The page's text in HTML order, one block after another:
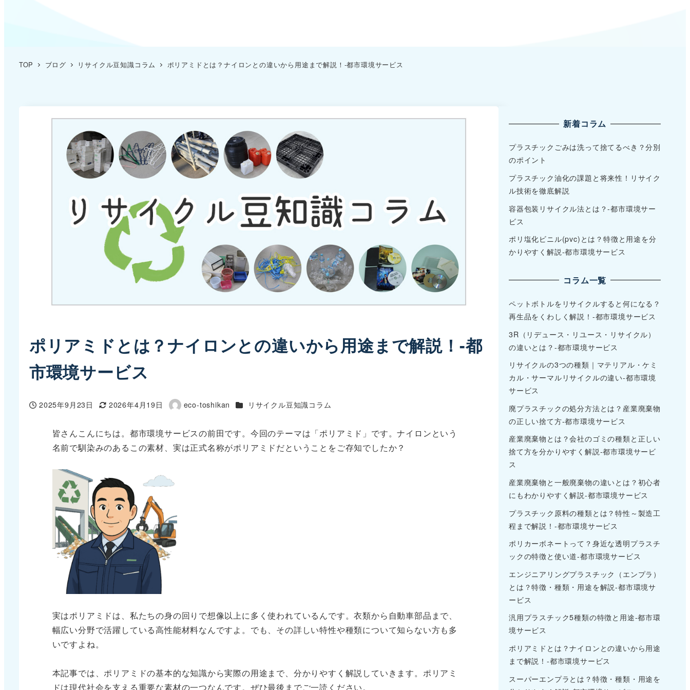
TOP ブログ リサイクル豆知識コラム ポリアミドとは？ナイロンとの違いから用途まで解説！-都市環境サービス
ポリアミドとは？ナイロンとの違いから用途まで解説！-都
市環境サービス
投稿日
2025年9月23日
更新日
2026年4月19日
著
eco-toshikan カテゴリー
リサイクル豆知識コラム
皆さんこんにちは。都市環境サービスの前田です。今回のテーマは「ポリアミド」です。ナイロンという
名前で馴染みのあるこの素材、実は正式名称がポリアミドだということをご存知でしたか？
実はポリアミドは、私たちの身の回りで想像以上に多く使われているんです。衣類から自動車部品まで、
幅広い分野で活躍している高性能材料なんですよ。でも、その詳しい特性や種類について知らない方も多
いですよね。
本記事では、ポリアミドの基本的な知識から実際の用途まで、分かりやすく解説していきます。ポリアミ
ドは現代社会を支える重要な素材の一つなんです。ぜひ最後までご一読ください。
新着コラム
プラスチックごみは洗って捨てるべき？分別
のポイント
プラスチック油化の課題と将来性！リサイク
ル技術を徹底解説
容器包装リサイクル法とは？-都市環境サー
ビス
ポリ塩化ビニル(pvc)とは？特徴と用途を分
かりやすく解説-都市環境サービス
コラム一覧
ペットボトルをリサイクルすると何になる？
再生品をくわしく解説！-都市環境サービス
3R（リデュース・リユース・リサイクル）
の違いとは？-都市環境サービス
リサイクルの3つの種類｜マテリアル・ケミ
カル・サーマルリサイクルの違い-都市環境
サービス
廃プラスチックの処分方法とは？産業廃棄物
の正しい捨て方-都市環境サービス
産業廃棄物とは？会社のゴミの種類と正しい
捨て方を分かりやすく解説-都市環境サービ
ス
産業廃棄物と一般廃棄物の違いとは？初心者
にもわかりやすく解説-都市環境サービス
プラスチック原料の種類とは？特性～製造工
程まで解説！-都市環境サービス
ポリカーボネートって？身近な透明プラスチ
ックの特徴と使い道-都市環境サービス
エンジニアリングプラスチック（エンプラ）
とは？特徴・種類・用途を解説-都市環境サ
ービス
汎用プラスチック5種類の特徴と用途-都市環
境サービス
ポリアミドとは？ナイロンとの違いから用途
まで解説！-都市環境サービス
スーパーエンプラとは？特徴・種類・用途を